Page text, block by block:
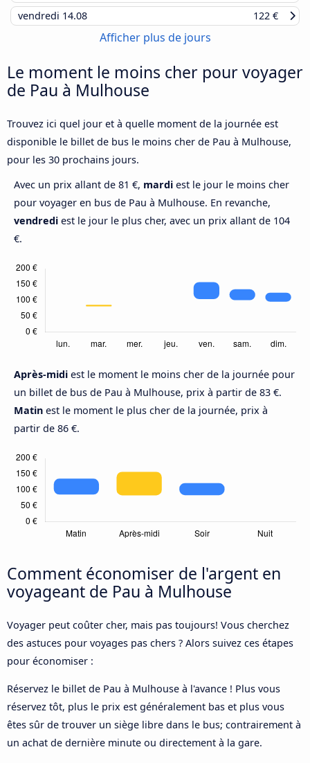
vendredi 14.08 122 €
Afficher plus de jours
Le moment le moins cher pour voyager
de Pau à Mulhouse
Trouvez ici quel jour et à quelle moment de la journée est
disponible le billet de bus le moins cher de Pau à Mulhouse,
pour les 30 prochains jours.
Avec un prix allant de 81 €, mardi est le jour le moins cher
pour voyager en bus de Pau à Mulhouse. En revanche,
vendredi est le jour le plus cher, avec un prix allant de 104
€.
Après-midi est le moment le moins cher de la journée pour
un billet de bus de Pau à Mulhouse, prix à partir de 83 €.
Matin est le moment le plus cher de la journée, prix à
partir de 86 €.
Comment économiser de l'argent en
voyageant de Pau à Mulhouse
Voyager peut coûter cher, mais pas toujours! Vous cherchez
des astuces pour voyages pas chers ? Alors suivez ces étapes
pour économiser :
Réservez le billet de Pau à Mulhouse à l'avance ! Plus vous
réservez tôt, plus le prix est généralement bas et plus vous
êtes sûr de trouver un siège libre dans le bus; contrairement à
un achat de dernière minute ou directement à la gare.